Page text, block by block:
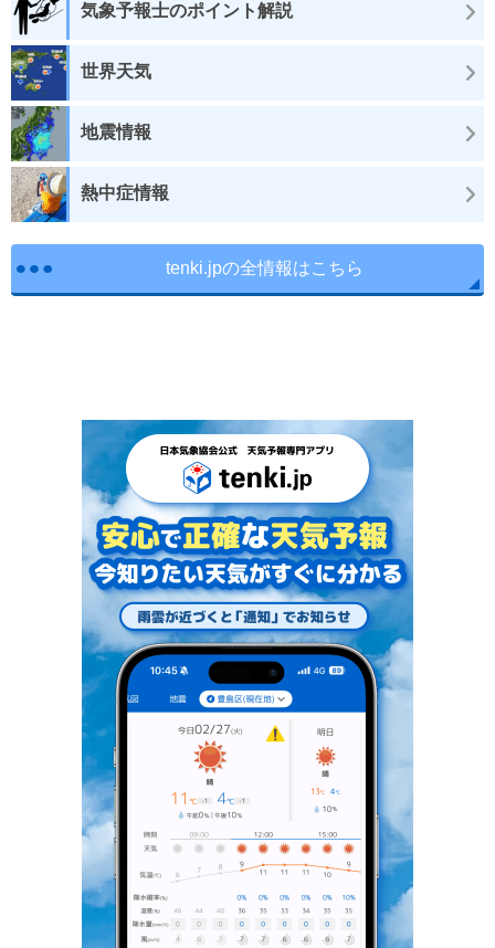
気象予報士のポイント解説
世界天気
地震情報
熱中症情報
tenki.jpの全情報はこちら